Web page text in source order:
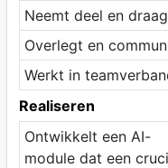
Neemt deel en
Overlegt en
Werkt in
Realiseren
Ontwikkelt een AI-
module dat een